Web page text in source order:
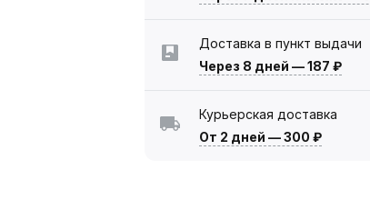
Доставка в пункт выдачи
Через 8 дней —187 ₽
Курьерская доставка
От 2 дней —300 ₽